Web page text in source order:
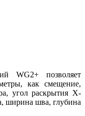
WG2+
позволяет
как смещение,
угол раскрытия Х-
ширина шва, глубина